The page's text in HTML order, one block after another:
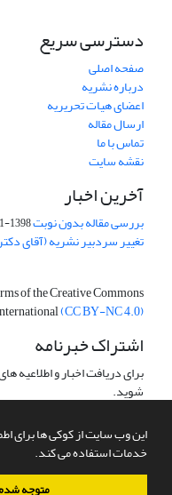
این وب سایت از کوکی ها برای
خدمات استفاده می کند.
متوجه
دسترسی سریع
صفحه اصلی
درباره نشریه
اعضای هیات تحریریه
ارسال مقاله
تماس با ما
نقشه سایت
آخرین اخبار
بررسی مقاله بدون نوبت1398-11-01
تغییر سردبیر نشریه (آقای
of the Creative Commons
(CC BY-NC 4.0)
اشتراک خبرنامه
برای دریافت اخبار و
شوید.